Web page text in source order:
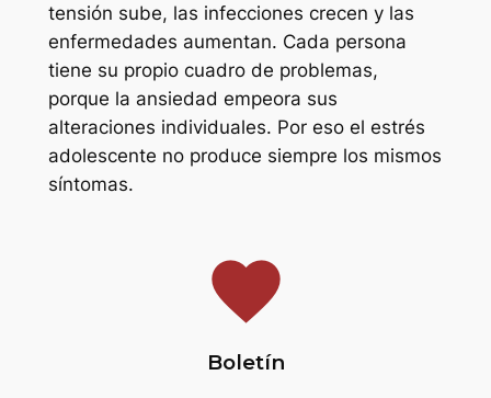
tensión sube, las infecciones crecen y las
enfermedades aumentan. Cada persona
tiene su propio cuadro de problemas,
porque la ansiedad empeora sus
alteraciones individuales. Por eso el estrés
adolescente no produce siempre los mismos
síntomas.
favorite
Boletín